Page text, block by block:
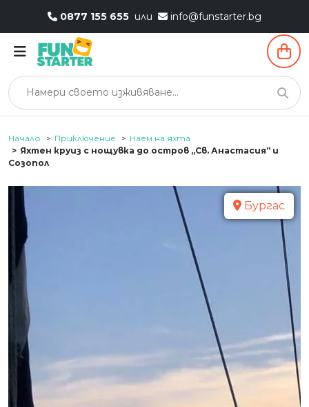
0877 155 655 или info@funstarter.bg
Начало Приключение
Наем на яхта
Яхтен круиз с нощувка до остров „Св. Анастасия“ и
Созопол
Бургас